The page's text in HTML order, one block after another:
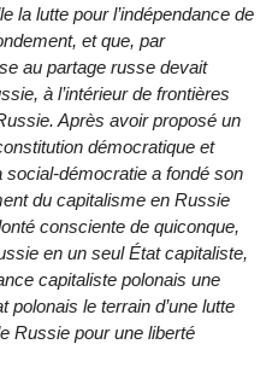
la lutte pour l’indépendance de
et que, par
au partage russe devait
à l’intérieur de frontières
Après avoir proposé un
démocratique et
social-démocratie a fondé son
du capitalisme en Russie
consciente de quiconque,
en un seul État capitaliste,
capitaliste polonais une
polonais le terrain d’une lutte
Russie pour une liberté